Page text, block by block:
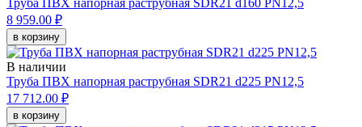
8 959.00 ₽
в корзину
В наличии
Труба ПВХ напорная раструбная SDR21 d225 PN12,5
17 712.00 ₽
в корзину